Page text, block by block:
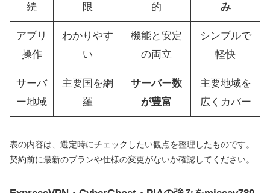
続
限
的
み
アプリ
操作
わかりやす
い
機能と安定
の両立
シンプルで
軽快
サーバ
ー地域
主要国を網
羅
サーバー数
が豊富
主要地域を
広くカバー
表の内容は、選定時にチェックしたい観点を整理したものです。
契約前に最新のプランや仕様の変更がないか確認してください。